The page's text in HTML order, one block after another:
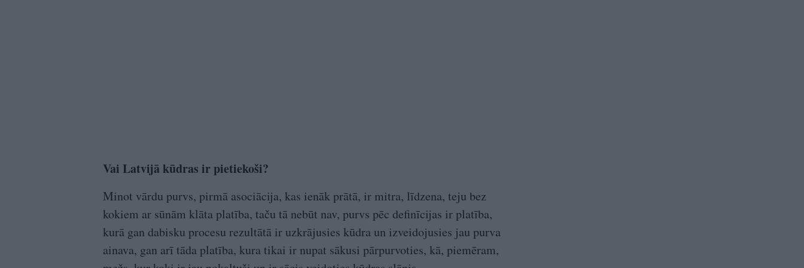
Vai Latvijā kūdras ir pietiekoši?
Minot vārdu purvs, pirmā asociācija, kas ienāk prātā, ir mitra, līdzena, teju bez
kokiem ar sūnām klāta platība, taču tā nebūt nav, purvs pēc definīcijas ir platība,
kurā gan dabisku procesu rezultātā ir uzkrājusies kūdra un izveidojusies jau purva
ainava, gan arī tāda platība, kura tikai ir nupat sākusi pārpurvoties, kā, piemēram,